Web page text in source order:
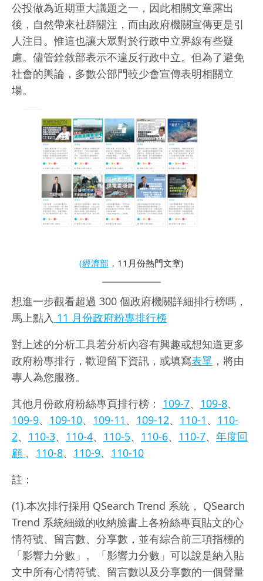
公投做為近期重大議題之一，因此相關文章露出
後，自然帶來社群關注，而由政府機關宣傳更是引
人注目。惟這也讓大眾對於行政中立界線有些疑
慮。儘管銓敘部表示不違反行政中立。但為了避免
社會的輿論，多數公部門較少會宣傳表明相關立
場。
(經濟部 ，11月份熱門文章)
想進一步觀看超過 300 個政府機關詳細排行榜嗎，
馬上點入 11 月份政府粉專排行榜
對上述的分析工具若分析內容有興趣或想知道更多
政府粉專排行，歡迎留下資訊，或填寫表單 ，將由
專人為您服務。
其他月份政府粉絲專頁排行榜： 109-7、 109-8、
109-9、 109-10、 109-11 、 109-12、 110-1 、 110-
2、 110-3、 110-4、 110-5、 110-6、 110-7、 年度回
顧 、 110-8、 110-9、 110-10
註：
(1).本次排行採用 QSearch Trend 系統， QSearch
Trend 系統細緻的收納臉書上各粉絲專頁貼文的心
情符號、留言數、分享數，並有綜合前三項指標的
「影響力分數」。「影響力分數」可以說是納入貼
文中所有心情符號、留言數以及分享數的一個聲量